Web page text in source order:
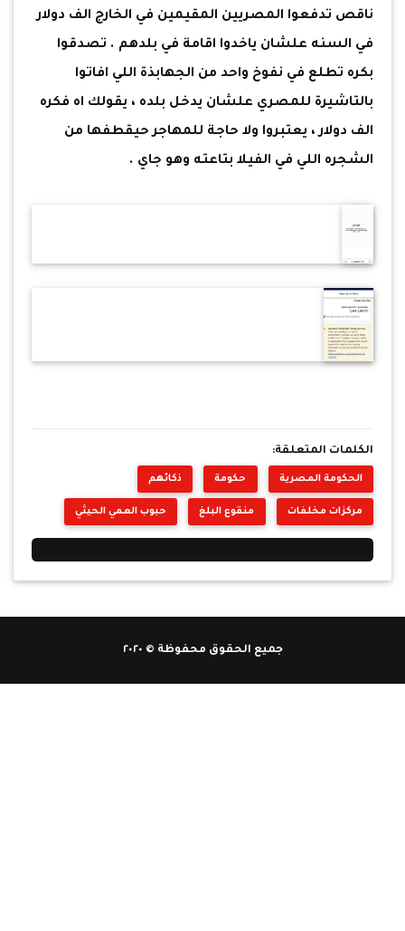
ناقص تدفعوا المصريين المقيمين في الخارج الف دولار
في السنه علشان ياخدوا اقامة في بلدهم . تصدقوا
بكره تطلع في نفوخ واحد من الجهابذة اللي افاتوا
بالتاشيرة للمصري علشان يدخل بلده ، يقولك اه فكره
الف دولار ، يعتبروا ولا حاجة للمهاجر حيقطفها من
الشجره اللي في الفيلا بتاعته وهو جاي .
الكلمات المتعلقة:
الحكومة المصرية حكومة ذكائهم
مركزات مخلفات منقوع البلغ حبوب العمي الحيثي
جميع الحقوق محفوظة © ٢٠٢٠